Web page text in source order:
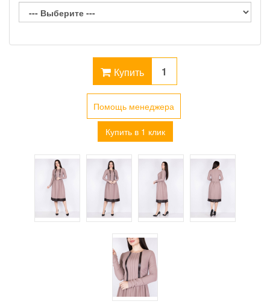
Купить
Помощь менеджера
Купить в 1 клик